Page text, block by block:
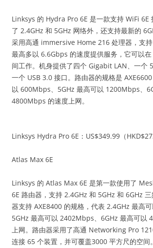
Linksys 的 Hydra Pro 6E 是一款支持 WiFi 6E
了 2.4GHz 和 5GHz 网络外，还支持最新的
采用高通 immersive Home 216 处理器，支持
最高多以 6.6Gbps 的速度提供服务，它可以
间工作。机身提供了四个 Gigabit LAN、一个
一个 USB 3.0 接口。路由器的规格是
以 600Mbps、5GHz 最高可以 1200Mbps、
4800Mbps 的速度上网。
Linksys Hydra Pro 6E：US$349.99（
Atlas Max 6E
Linksys 的 Atlas Max 6E 是第一款使用了
6E 路由器，支持 2.4GHz 和 5GHz 和 6GHz
器支持 AXE8400 的规格，代表 2.4GHz 最高
5GHz 最高可以 2402Mbps、6GHz 最高可以
上网。路由器采用了高通 Networking Pro
连接 65 个装置，并可覆盖3000 平方尺的空间